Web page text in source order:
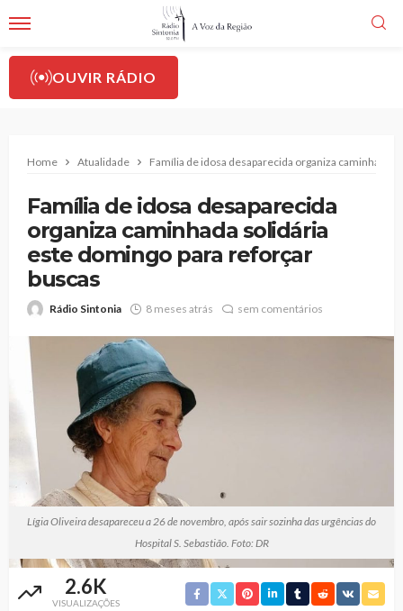
OUVIR RÁDIO
Home Atualidade Família de idosa desaparecida organiza caminhada
Família de idosa desaparecida
organiza caminhada solidária
este domingo para reforçar
buscas
Rádio Sintonia 8 meses atrás sem comentários
Lígia Oliveira desapareceu a 26 de novembro, após sair sozinha das urgências do
Hospital S. Sebastião. Foto: DR
2.6K
VISUALIZAÇÕES